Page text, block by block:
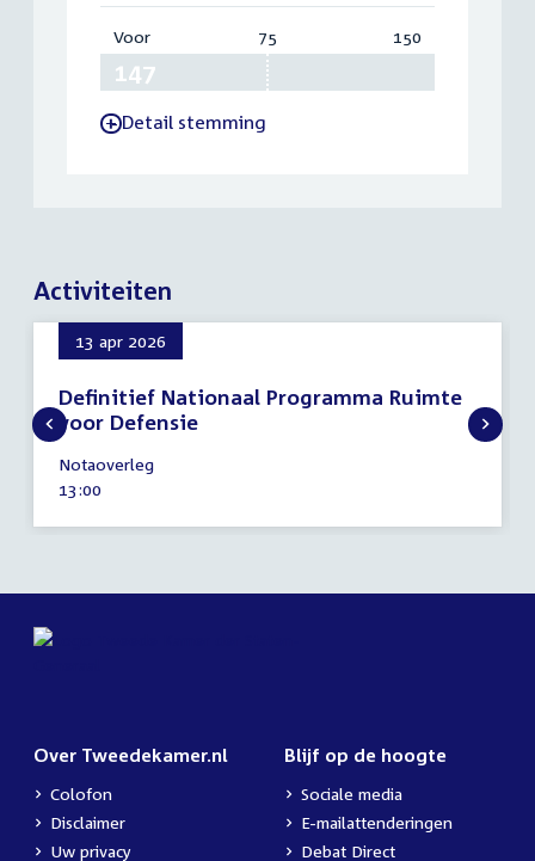
Voor:
75 150
-Detail stemming
Activiteiten
13 apr 2026
Definitief Nationaal Programma Ruimte
voor Defensie
april
2026
Notaoverleg
Tijd
13:00
Over Tweedekamer.nl
Colofon
Disclaimer
Uw privacy
Blijf op de hoogte
Sociale media
E-mailattenderingen
Debat Direct